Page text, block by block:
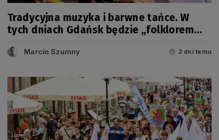
Tradycyjna muzyka i barwne tańce. W
tych dniach Gdańsk będzie „folklorem
Marcin Szumny 2 dni temu